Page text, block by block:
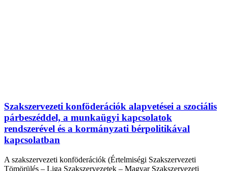
Szakszervezeti konföderációk alapvetései a szociális
párbeszéddel, a munkaügyi kapcsolatok
rendszerével és a kormányzati bérpolitikával
kapcsolatban
A szakszervezeti konföderációk (Értelmiségi Szakszervezeti
Tömörülés – Liga Szakszervezetek – Magyar Szakszervezeti